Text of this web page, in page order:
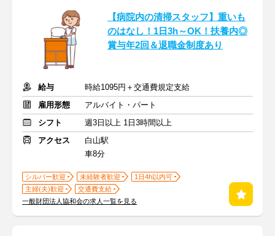
【病院内の清掃スタッフ】重いも
のはなし！1日3h～OK！扶養内◎
賞与年2回＆退職金制度あり
給与
時給1095円＋交通費規定支給
雇用形態
アルバイト・パート
シフト
週3日以上 1日3時間以上
アクセス
白山駅
車8分
シルバー歓迎 未経験者歓迎
1日4h以内可
主婦(夫)歓迎
交通費支給
一般財団法人協和会の求人一覧を見る